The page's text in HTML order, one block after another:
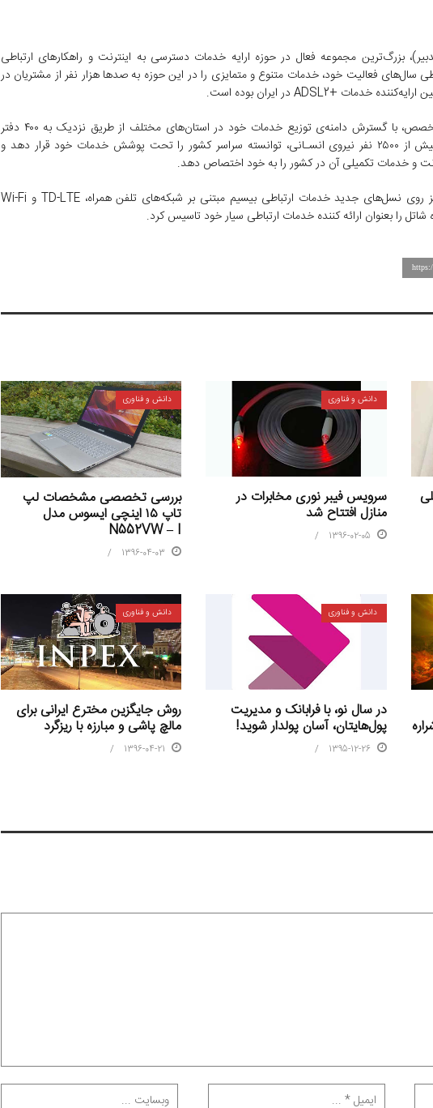
بزرگ‌ترین مجموعه‌ فعال در حوزه‌ ارایه‌ خدمات دسترسی به اینترنت و راهکارهای ارتباطی
سال‌های فعالیت خود، خدمات متنوع و متمایزی را در این حوزه به صدها هزار نفر از مشتریان در
ارایه‌کننده‌ خدمات +ADSL2 در ایران بوده است.
شاتل با بیش از ۱۳۰۰ نفر نیروی متخصص، با گسترش دامنه‌‌ی توزیع خدمات خود در استان‌‌های مختلف از طریق نزدیک به ۴۰۰ دفتر
نمایندگی، یک هزار عامل فروش و بیش از ۲۵۰۰ نفر نیروی انسـانی، توانسته سراسر کشور را تحت پوشش خدمات خود قرار دهد و
و خدمات تکمیلی آن در کشور را به خود اختصاص دهد.
TD-LTE و Wi-Fi
را بعنوان ارائه کننده خدمات ارتباطی سیار خود تاسیس کرد.
میلی
دانش و فناوری
سرویس فیبر نوری مخابرات در
منازل افتتاح شد
1396-02-05
دانش و فناوری
بررسی تخصصی مشخصات لپ
تاپ ۱۵ اینچی ایسوس مدل
N552VW – I
1396-04-03
دانش و فناوری
در سال نو، با فرابانک و مدیریت
پول‌هایتان، آسان پولدار شوید!
1395-12-26
دانش و فناوری
روش جایگزین مخترع ایرانی برای
مالچ پاشی و مبارزه با ریزگرد
1396-04-21